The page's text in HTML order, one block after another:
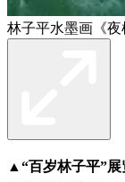
林子平水墨画《夜
▲ “百岁林子平”展